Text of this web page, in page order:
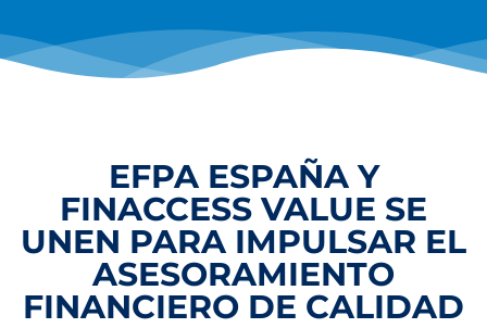
EFPA ESPAÑA Y
FINACCESS VALUE SE
UNEN PARA IMPULSAR EL
ASESORAMIENTO
FINANCIERO DE CALIDAD